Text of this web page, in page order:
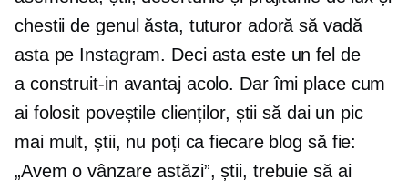
chestii de genul ăsta, tuturor adoră să vadă
asta pe Instagram. Deci asta este un fel de
a construit-in avantaj acolo. Dar îmi place cum
ai folosit poveștile clienților, știi să dai un pic
mai mult, știi, nu poți ca fiecare blog să fie:
„Avem o vânzare astăzi”, știi, trebuie să ai